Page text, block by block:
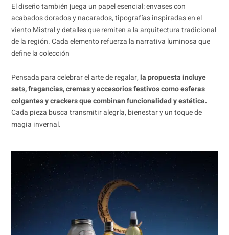
El diseño también juega un papel esencial: envases con
acabados dorados y nacarados, tipografías inspiradas en el
viento Mistral y detalles que remiten a la arquitectura tradicional
de la región. Cada elemento refuerza la narrativa luminosa que
define la colección
Pensada para celebrar el arte de regalar,la propuesta incluye
sets, fragancias, cremas y accesorios festivos como esferas
colgantes y crackers que combinan funcionalidad y estética.
Cada pieza busca transmitir alegría, bienestar y un toque de
magia invernal.